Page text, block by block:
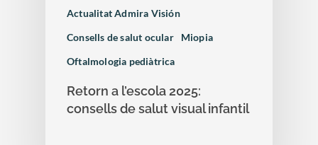
Actualitat Admira Visión
Consells de salut ocular
Miopia
Oftalmologia pediàtrica
Retorn a l’escola 2025:
consells de salut visual infantil